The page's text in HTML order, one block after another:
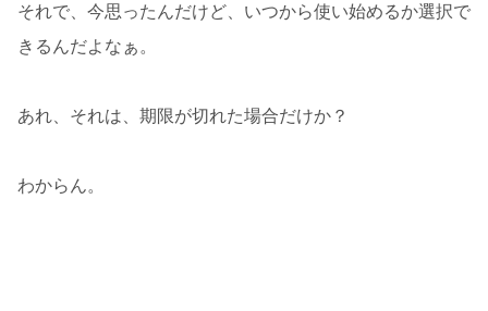
それで、今思ったんだけど、いつから使い始めるか選択で
きるんだよなぁ。
あれ、それは、期限が切れた場合だけか？
わからん。